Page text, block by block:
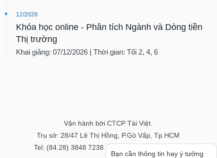
12/2026
Khóa học online - Phân tích Ngành và Dòng tiền
Thị trường
Khai giảng: 07/12/2026 | Thời gian: Tối 2, 4, 6
Vận hành bởi CTCP Tài Việt.
Trụ sở: 28/47 Lê Thị Hồng, P.Gò Vấp, Tp.HCM
Tel: (84.28) 3848 7238 - Fax: (84.28) 3848 7237
Bạn cần thông tin hay ý tưởng